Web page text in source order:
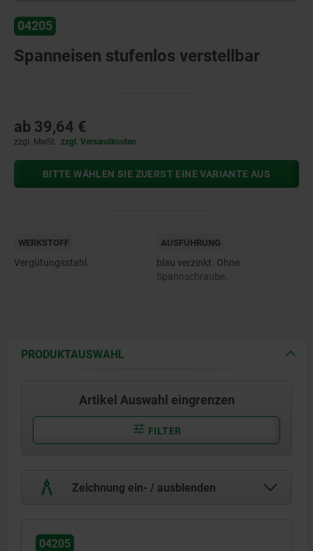
04205
Spanneisen stufenlos verstellbar
ab 39,64 €
zzgl. MwSt. zzgl. Versandkosten
BITTE WÄHLEN SIE ZUERST EINE VARIANTE AUS
WERKSTOFF
Vergütungsstahl.
AUSFÜHRUNG
blau verzinkt. Ohne
Spannschraube.
PRODUKTAUSWAHL
Artikel Auswahl eingrenzen
FILTER
Zeichnung ein- / ausblenden
04205